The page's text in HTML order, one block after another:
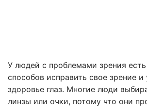
У людей с проблемами зрения
способов исправить свое зрение и
здоровье глаз. Многие люди
линзы или очки, потому что они